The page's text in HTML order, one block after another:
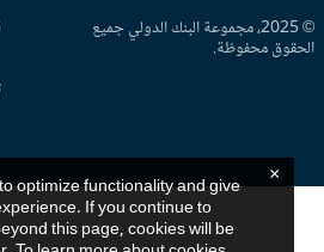
© 2025، مجموعة البنك الدولي جميع
محفوظة.
to optimize functionality and give
If you continue to
this page, cookies will be